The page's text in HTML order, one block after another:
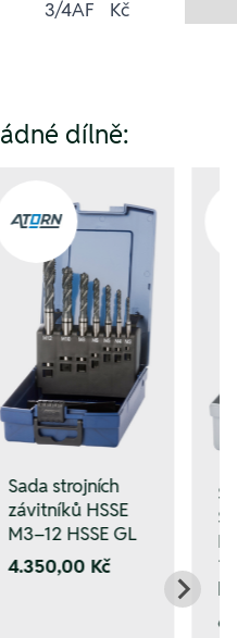
3/4AF
Kč
dílně:
Sada strojních
závitníků HSSE
M3–12 HSSE GL
4.350,00 Kč